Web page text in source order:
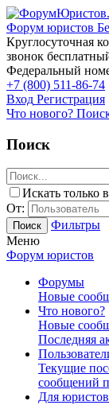
Форум юристов
Круглосуточная
звонок
Федеральный
+7 (800) 511-86-74
Вход Регистрация
Что нового?
Поиск
Искать только
От:
Поиск
Фильтры
Меню
Форум юристов
Форумы
Новые
Что нового?
Новые
Последняя
Текущие
сообщений
Для юристов